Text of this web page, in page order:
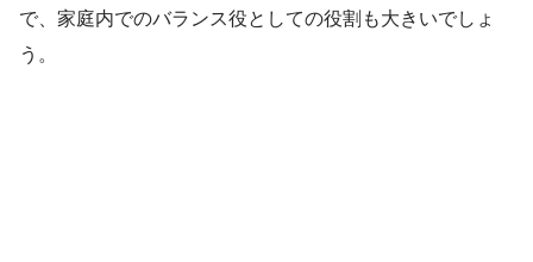
で、家庭内でのバランス役としての役割も大きいでしょ
う。